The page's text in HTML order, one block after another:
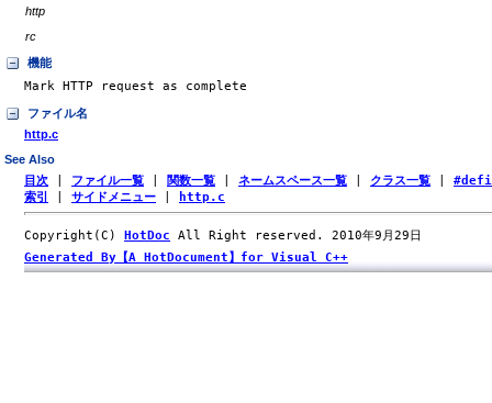
http
rc
機能
Mark HTTP request as complete
ファイル名
http.c
See Also
目次 ファイル一覧 関数一覧 ネームスペース一覧 クラス一覧
索引
サイドメニュー http.c
Copyright(C) HotDoc All Right reserved. 2010年9月29日
Generated By【A HotDocument】for Visual C++